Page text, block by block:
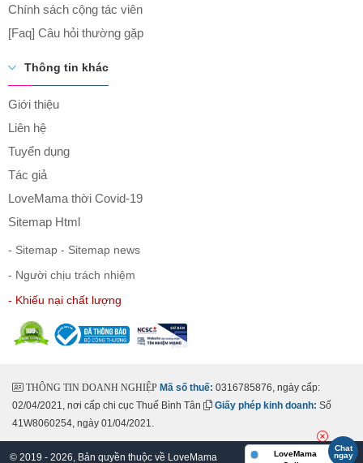
Chính sách cộng tác viên
[Faq] Câu hỏi thường gặp
Thông tin khác
Giới thiệu
Liên hệ
Tuyển dụng
Tác giả
LoveMama thời Covid-19
Sitemap Html
- Sitemap - Sitemap news
- Người chịu trách nhiệm
- Khiếu nại chất lượng
THÔNG TIN DOANH NGHIỆP Mã số thuế: 0316785876, ngày cấp:
02/04/2021, nơi cấp chi cục Thuế Bình Tân
Giấy phép kinh doanh: Số
41W8060254, ngày 01/04/2021.
© 2019 - 2026, Bản quyền thuộc về LoveMama
LoveMama
Chat
ngay